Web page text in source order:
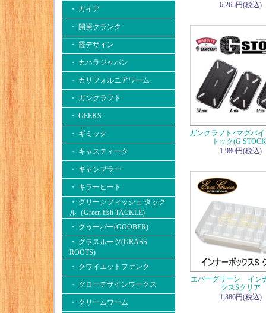
・ ガイア
・ 開発クランク
・ 霞デザイン
・ カハラジャパン
・ カリフォルニアワーム
・ ガンクラフト
・ GEEKS
・ ギミック
・ キャスティーク
・ ギャンブラー
・ キラーヒート
・ グリーンフィッシュ タック
ル（Green fish TACKLE)
・ グゥーバー(GOOBER)
・ グラスルーツ(GRASS
ROOTS)
・ クワイエットファンク
・ グローデザインワークス
・ クリームワーム
6,265円(税込)
ガンクラフト×マグバ
トック(G
1,980円(税込)
エバーグリーン イン
クスSクリア
1,386円(税込)